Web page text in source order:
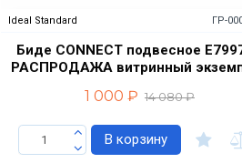
Ideal Standard ГР-
Биде CONNECT подвесное
РАСПРОДАЖА витринный
1 000 ₽ 14 080 ₽
В корзину